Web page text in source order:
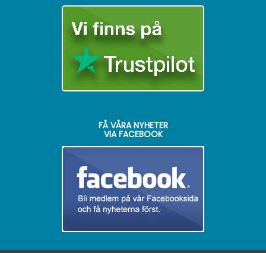
FÅ VÅRA NYHETER
VIA FACEBOOK